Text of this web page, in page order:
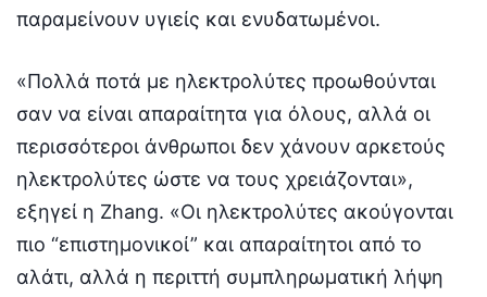
παραμείνουν υγιείς και ενυδατωμένοι.
«Πολλά ποτά με ηλεκτρολύτες προωθούνται
σαν να είναι απαραίτητα για όλους, αλλά οι
περισσότεροι άνθρωποι δεν χάνουν αρκετούς
ηλεκτρολύτες ώστε να τους χρειάζονται»,
εξηγεί η Zhang. «Οι ηλεκτρολύτες ακούγονται
πιο “επιστημονικοί” και απαραίτητοι από το
αλάτι, αλλά η περιττή συμπληρωματική λήψη